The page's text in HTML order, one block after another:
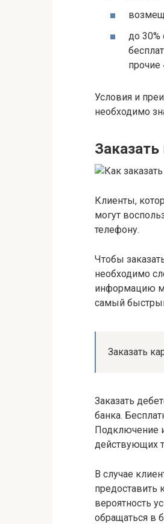
до 30%
прочие
Условия и
необходимо
Клиенты,
могут
телефону.
Чтобы
необходимо
информацию
самый
Заказать
Заказать
банка.
Подключение
действующих
В случае
вероятность
обращаться в